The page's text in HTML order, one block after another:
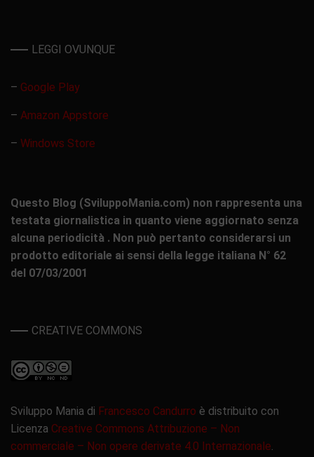
LEGGI OVUNQUE
– Google Play
– Amazon Appstore
– Windows Store
Questo Blog (SviluppoMania.com) non rappresenta una
testata giornalistica in quanto viene aggiornato senza
alcuna periodicità . Non può pertanto considerarsi un
prodotto editoriale ai sensi della legge italiana N° 62
del 07/03/2001
CREATIVE COMMONS
Sviluppo Mania di Francesco Candurro è distribuito con
Licenza Creative Commons Attribuzione – Non
commerciale – Non opere derivate 4.0 Internazionale.